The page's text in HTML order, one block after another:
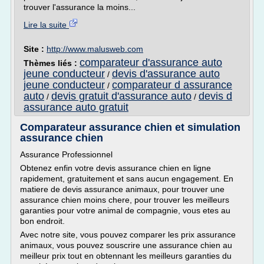
trouver l'assurance la moins...
Lire la suite
Site : http://www.malusweb.com
Thèmes liés : comparateur d'assurance auto
jeune conducteur / devis d'assurance auto
jeune conducteur / comparateur d assurance
auto / devis gratuit d'assurance auto / devis d
assurance auto gratuit
Comparateur assurance chien et simulation
assurance chien
Assurance Professionnel
Obtenez enfin votre devis assurance chien en ligne
rapidement, gratuitement et sans aucun engagement. En
matiere de devis assurance animaux, pour trouver une
assurance chien moins chere, pour trouver les meilleurs
garanties pour votre animal de compagnie, vous etes au
bon endroit.
Avec notre site, vous pouvez comparer les prix assurance
animaux, vous pouvez souscrire une assurance chien au
meilleur prix tout en obtennant les meilleurs garanties du